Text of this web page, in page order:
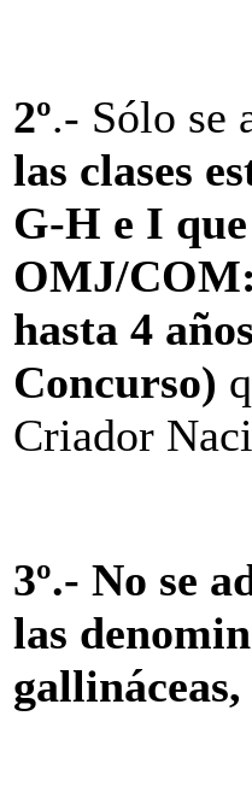
2º.- Sólo se
las clases
G-H e I
OMJ/COM:
hasta 4
Concurso)
Criador
3º.- No se
las